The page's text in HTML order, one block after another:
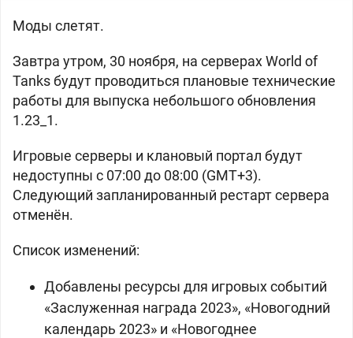
Моды слетят.
Завтра утром, 30 ноября, на серверах World of
Tanks будут проводиться плановые технические
работы для выпуска небольшого обновления
1.23_1.
Игровые серверы и клановый портал будут
недоступны c 07:00 до 08:00 (GMT+3).
Следующий запланированный рестарт сервера
отменён.
Список изменений:
Добавлены ресурсы для игровых событий
«Заслуженная награда 2023», «Новогодний
календарь 2023» и «Новогоднее